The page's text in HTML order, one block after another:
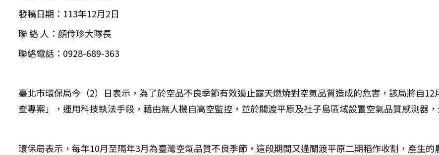
發稿日期：113年12月2日
聯 絡 人：顏伶珍大隊長
聯絡電話：0928-689-363
臺北市環保局今（2）日表示，為了於空品不良季節有效遏止露天燃燒對空氣品質造成的危害，該局將自
查專案」，運用科技執法手段，藉由無人機自高空監控，並於關渡平原及社子島區域設置空氣品質感測器
環保局表示，每年10月至隔年3月為臺灣空氣品質不良季節，這段期間又逢關渡平原二期稻作收割，產生